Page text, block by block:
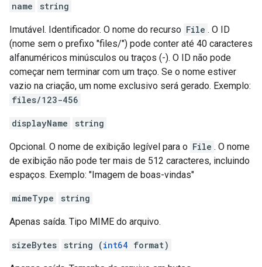
name
string
Imutável. Identificador. O nome do recurso File . O ID
(nome sem o prefixo "files/") pode conter até 40 caracteres
alfanuméricos minúsculos ou traços (-). O ID não pode
começar nem terminar com um traço. Se o nome estiver
vazio na criação, um nome exclusivo será gerado. Exemplo:
files/123-456
displayName string
Opcional. O nome de exibição legível para o File . O nome
de exibição não pode ter mais de 512 caracteres, incluindo
espaços. Exemplo: "Imagem de boas-vindas"
mimeType string
Apenas saída. Tipo MIME do arquivo.
sizeBytes string (int64 format)